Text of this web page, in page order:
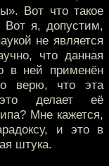
Вот что такое
Вот я, допустим,
не является
что данная
в ней применён
верю, что эта
делает её
Мне кажется,
и это в
штука.